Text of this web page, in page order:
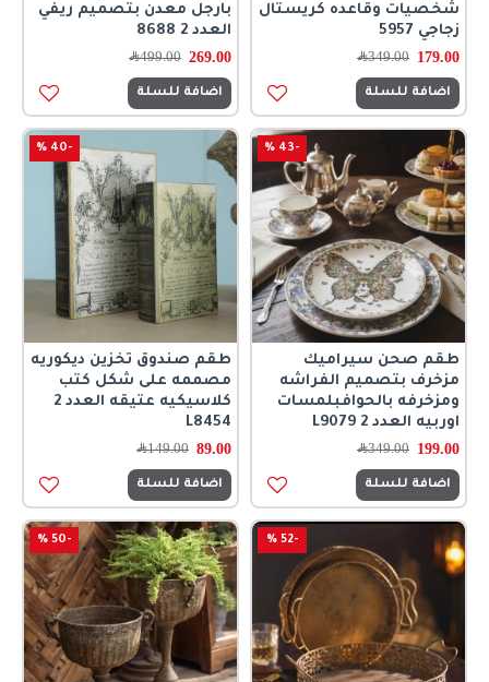
شخصيات وقاعده كريستال
زجاجي 5957
179.00
349.00﷼
اضافة للسلة
بارجل معدن بتصميم ريفي
العدد 2 8688
269.00
499.00﷼
اضافة للسلة
-43 %
طقم صحن سيراميك
مزخرف بتصميم الفراشه
ومزخرفه بالحوافبلمسات
اوربيه العدد 2 L9079
199.00
349.00﷼
اضافة للسلة
-40 %
طقم صندوق تخزين ديكوريه
مصممه على شكل كتب
كلاسيكيه عتيقه العدد 2
L8454
89.00
149.00﷼
اضافة للسلة
-52 %
-50 %